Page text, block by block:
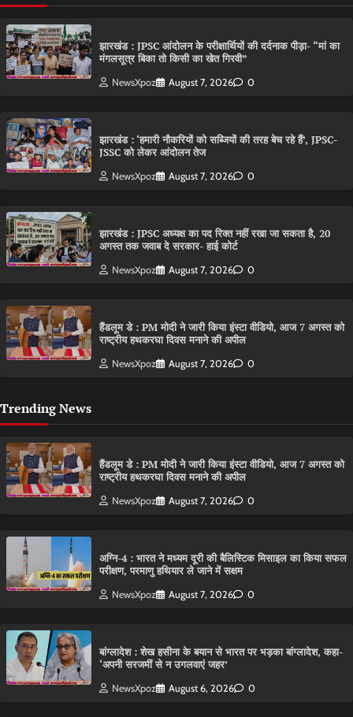
झारखंड : JPSC आंदोलन के परीक्षार्थियों की दर्दनाक पीड़ा- “मां का
मंगलसूत्र बिका तो किसी का खेत गिरवी”
NewsXpoz August 7, 2026 0
झारखंड : ‘हमारी नौकरियों को सब्जियों की तरह बेच रहे हैं’, JPSC-
JSSC को लेकर आंदोलन तेज
NewsXpoz August 7, 2026 0
झारखंड : JPSC अध्यक्ष का पद रिक्त नहीं रखा जा सकता है, 20
अगस्त तक जवाब दे सरकार- हाई कोर्ट
NewsXpoz August 7, 2026 0
हैंडलूम डे : PM मोदी ने जारी किया इंस्टा वीडियो, आज 7 अगस्त को
राष्ट्रीय हथकरघा दिवस मनाने की अपील
NewsXpoz August 7, 2026 0
Trending News
हैंडलूम डे : PM मोदी ने जारी किया इंस्टा वीडियो, आज 7 अगस्त को
राष्ट्रीय हथकरघा दिवस मनाने की अपील
NewsXpoz August 7, 2026 0
अग्नि-4 : भारत ने मध्यम दूरी की बैलिस्टिक मिसाइल का किया सफल
परीक्षण, परमाणु हथियार ले जाने में सक्षम
NewsXpoz August 7, 2026 0
बांग्लादेश : शेख हसीना के बयान से भारत पर भड़का बांग्लादेश, कहा-
‘अपनी सरजमीं से न उगलवाएं जहर’
NewsXpoz August 6, 2026 0